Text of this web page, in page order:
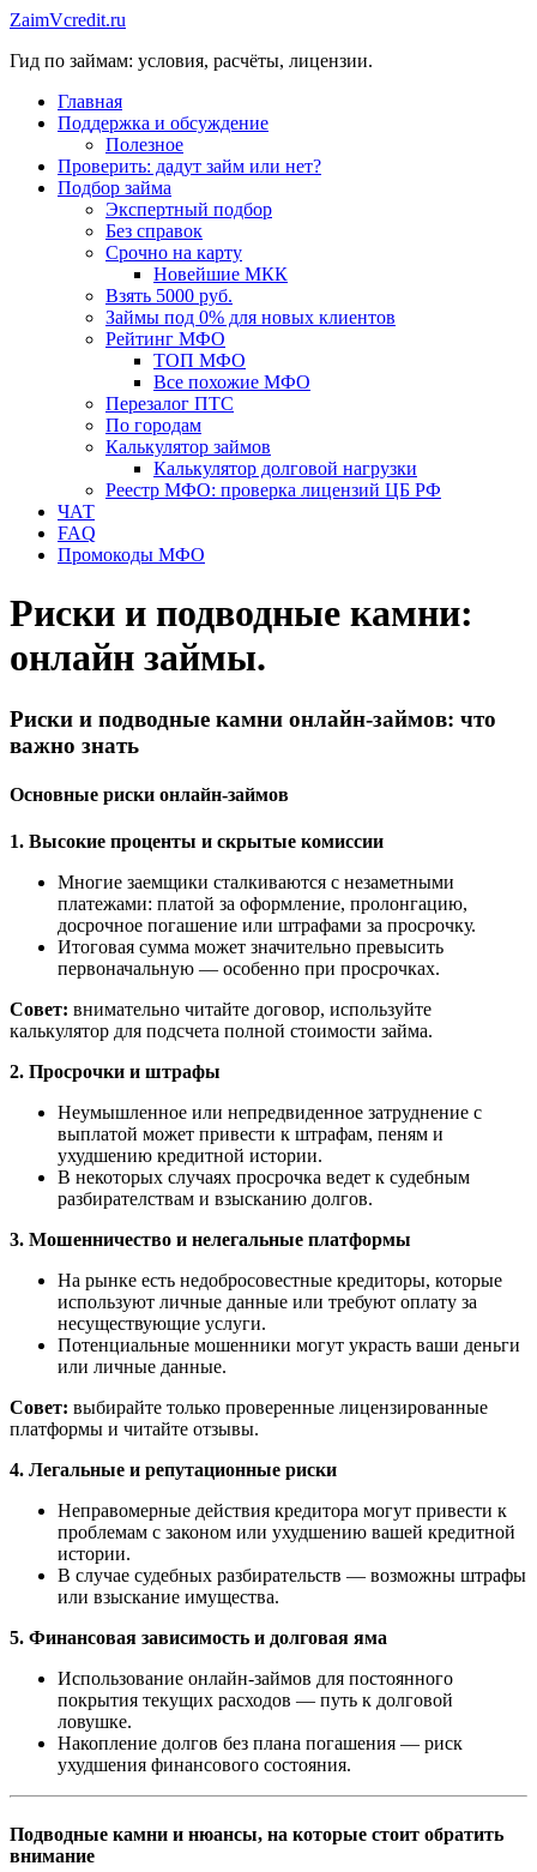
Перейти
содержимому
ZaimVcredit.ru
Гид по займам: условия, расчёты, лицензии.
Главная
Поддержка и обсуждение
Полезное
Проверить: дадут займ или нет?
Подбор займа
Экспертный подбор
Без справок
Срочно на карту
Новейшие МКК
Взять 5000 руб.
Займы под 0% для новых клиентов
Рейтинг МФО
ТОП МФО
Все похожие МФО
Перезалог ПТС
По городам
Калькулятор займов
Калькулятор долговой нагрузки
Реестр МФО: проверка лицензий ЦБ РФ
ЧАТ
FAQ
Промокоды МФО
Риски и подводные камни:
онлайн займы.
Риски и подводные камни онлайн-займов: что
важно знать
Основные риски онлайн-займов
1. Высокие проценты и скрытые комиссии
Многие заемщики сталкиваются с незаметными
платежами: платой за оформление, пролонгацию,
досрочное погашение или штрафами за просрочку.
Итоговая сумма может значительно превысить
первоначальную — особенно при просрочках.
Совет: внимательно читайте договор, используйте
калькулятор для подсчета полной стоимости займа.
2. Просрочки и штрафы
Неумышленное или непредвиденное затруднение с
выплатой может привести к штрафам, пеням и
ухудшению кредитной истории.
В некоторых случаях просрочка ведет к судебным
разбирателствам и взысканию долгов.
3. Мошенничество и нелегальные платформы
На рынке есть недобросовестные кредиторы, которые
используют личные данные или требуют оплату за
несуществующие услуги.
Потенциальные мошенники могут украсть ваши деньги
или личные данные.
Совет: выбирайте только проверенные лицензированные
платформы и читайте отзывы.
4. Легальные и репутационные риски
Неправомерные действия кредитора могут привести к
проблемам с законом или ухудшению вашей кредитной
истории.
В случае судебных разбирательств — возможны штрафы
или взыскание имущества.
5. Финансовая зависимость и долговая яма
Использование онлайн-займов для постоянного
покрытия текущих расходов — путь к долговой
ловушке.
Накопление долгов без плана погашения — риск
ухудшения финансового состояния.
Подводные камни и нюансы, на которые стоит обратить
внимание